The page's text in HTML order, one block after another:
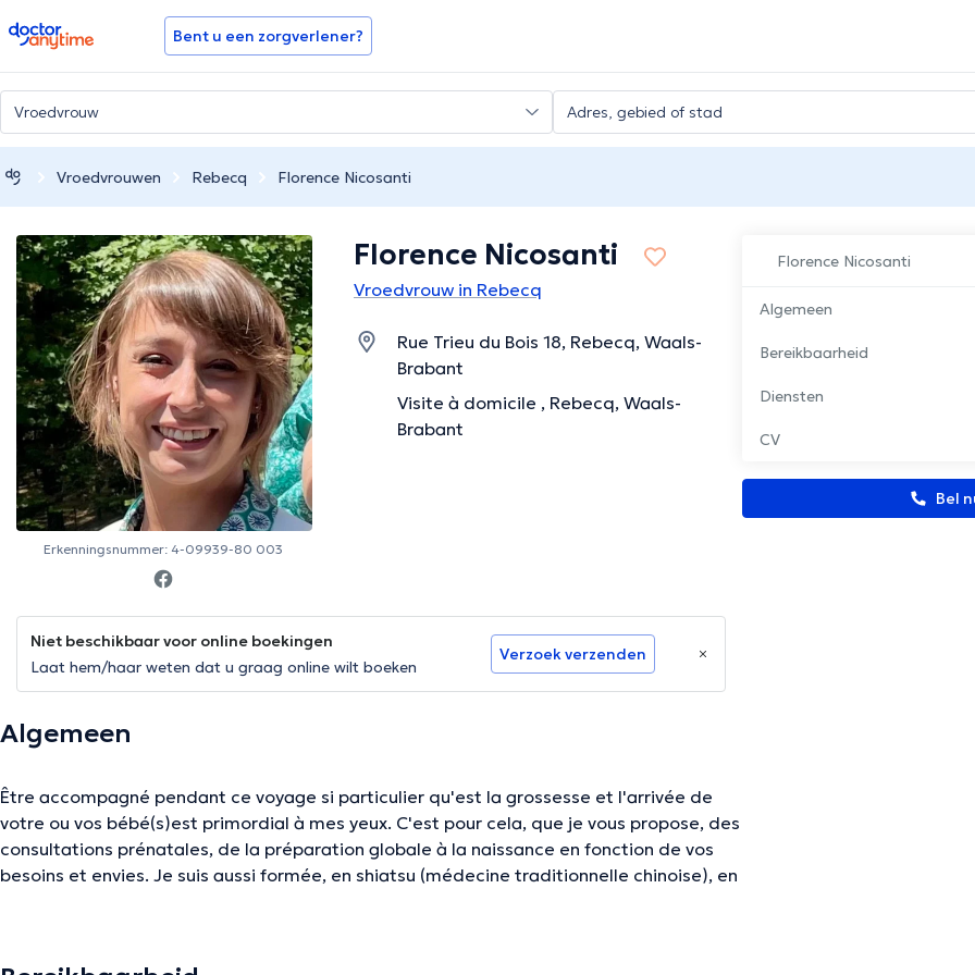
doctoranytime Bent u een zorgverlener?
Vroedvrouwen Rebecq Florence Nicosanti
Florence Nicosanti
Algemeen
Bereikbaarheid
Diensten
CV
Bel
Erkenningsnummer: 4-09939-80 003
Florence Nicosanti
Vroedvrouw in Rebecq
Rue Trieu du Bois 18, Rebecq, Waals-
Brabant
Visite à domicile , Rebecq, Waals-
Brabant
Niet beschikbaar voor online boekingen
Laat hem/haar weten dat u graag online wilt boeken
Verzoek verzenden
Algemeen
Être accompagné pendant ce voyage si particulier qu'est la grossesse et l'arrivée de
votre ou vos bébé(s)est primordial à mes yeux. C'est pour cela, que je vous propose, des
consultations prénatales, de la préparation globale à la naissance en fonction de vos
besoins et envies. Je suis aussi formée, en shiatsu (médecine traditionnelle chinoise), en